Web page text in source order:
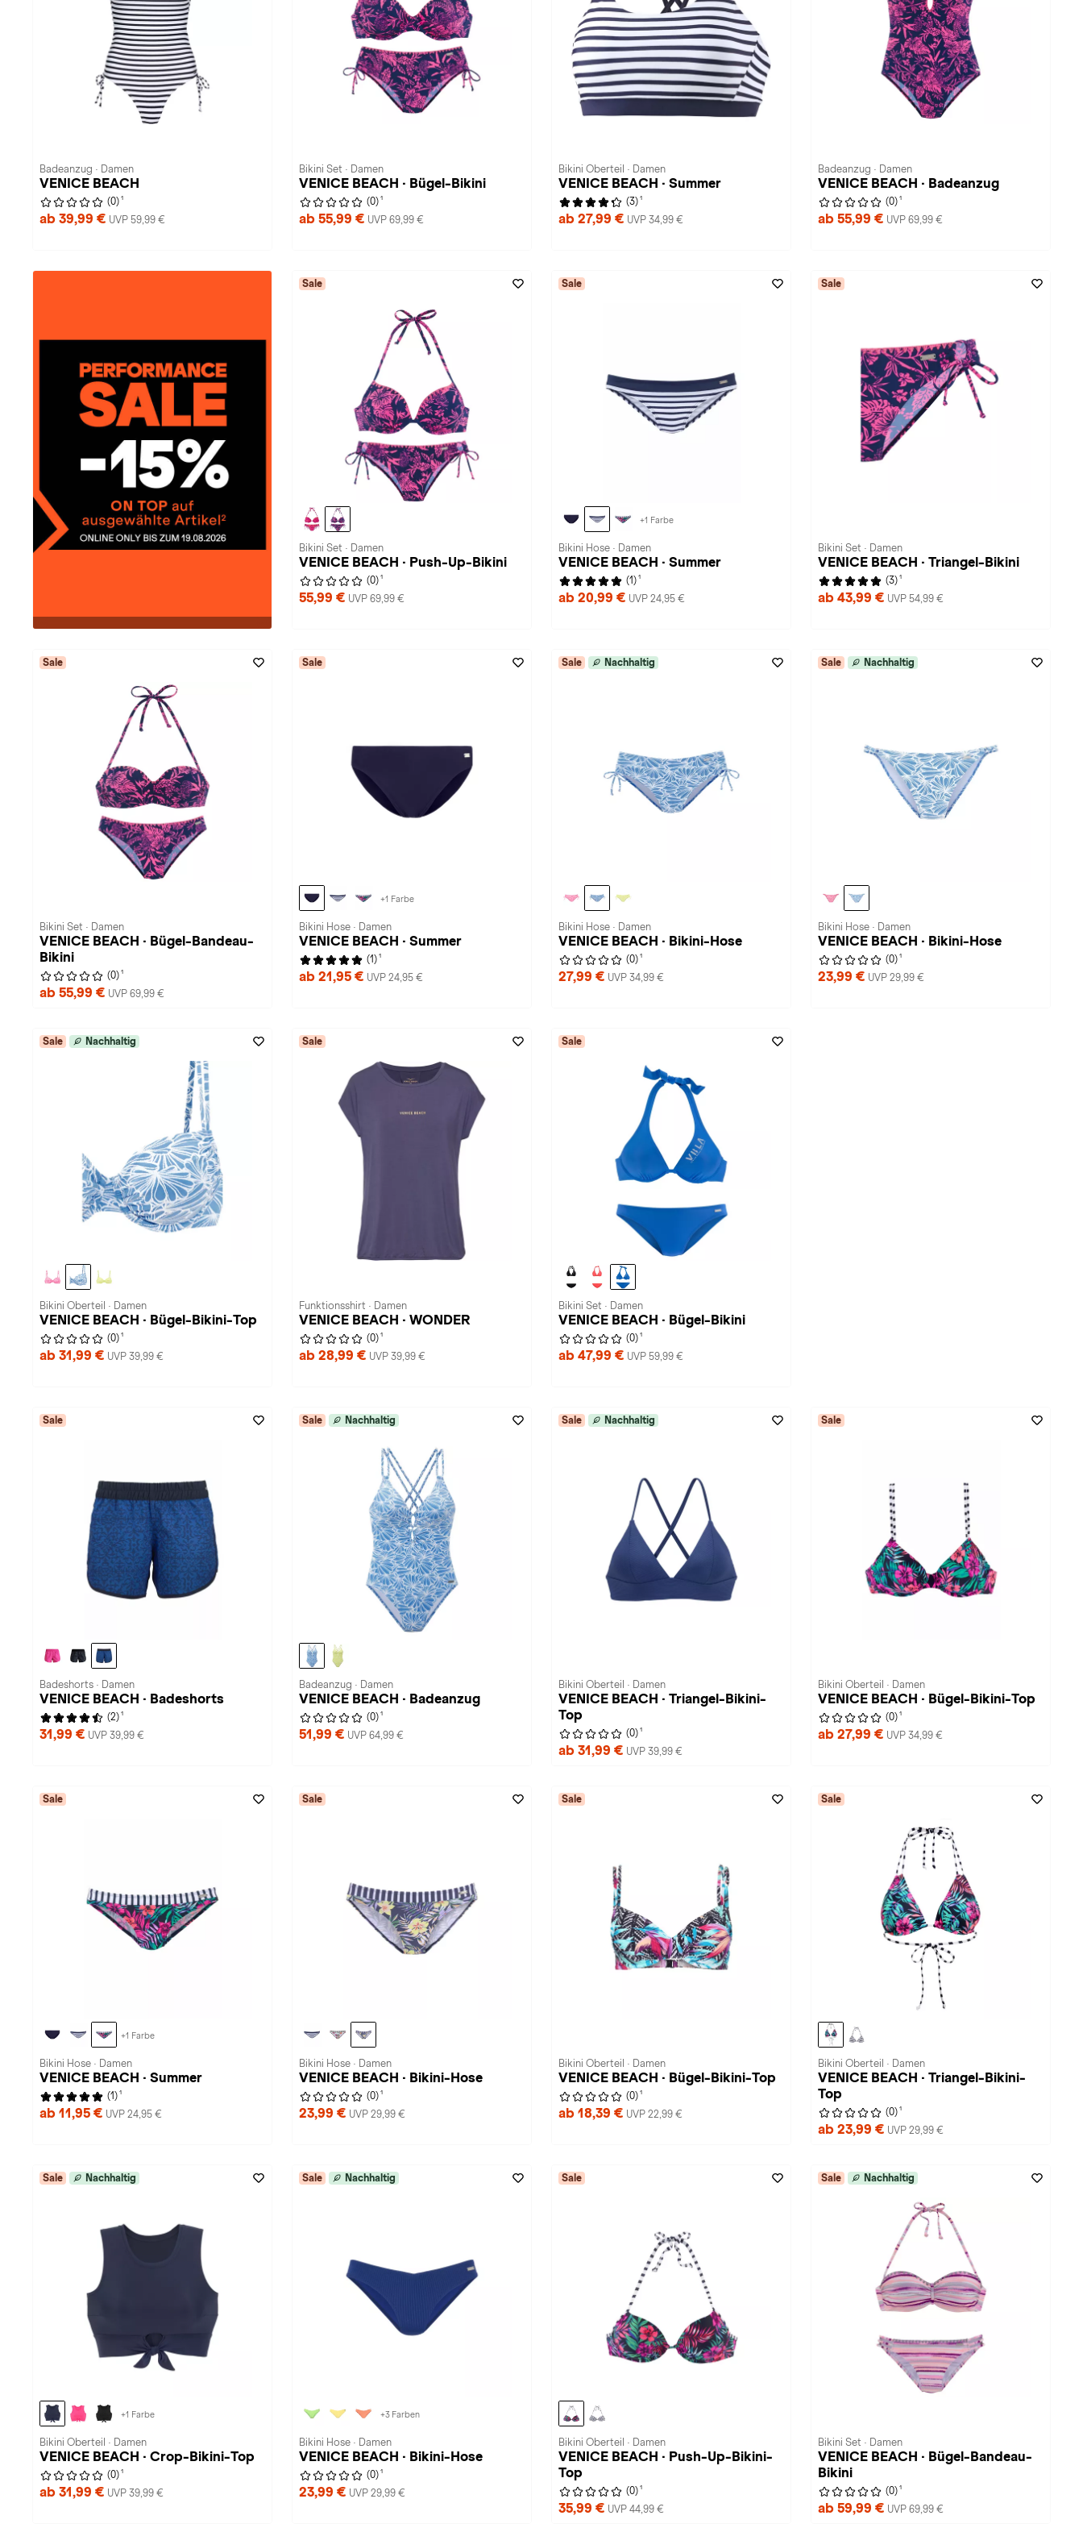
Badeanzug · Damen
VENICE BEACH
(0) 1
ab 39,99 € UVP 59,99 €
Bikini Set · Damen
VENICE BEACH · Bügel-Bikini
(0) 1
ab 55,99 € UVP 69,99 €
Bikini Oberteil · Damen
VENICE BEACH · Summer
(3) 1
ab 27,99 € UVP 34,99 €
Badeanzug · Damen
VENICE BEACH · Badeanzug
(0) 1
ab 55,99 € UVP 69,99 €
Sale
Bikini Set · Damen
VENICE BEACH · Push-Up-Bikini
(0) 1
55,99 € UVP 69,99 €
Sale
+1 Farbe
Bikini Hose · Damen
VENICE BEACH · Summer
(1) 1
ab 20,99 € UVP 24,95 €
Sale
Bikini Set · Damen
VENICE BEACH · Triangel-Bikini
(3) 1
ab 43,99 € UVP 54,99 €
Sale
Bikini Set · Damen
VENICE BEACH · Bügel-Bandeau-
Bikini
(0) 1
ab 55,99 € UVP 69,99 €
Sale
+1 Farbe
Bikini Hose · Damen
VENICE BEACH · Summer
(1) 1
ab 21,95 € UVP 24,95 €
Sale Nachhaltig
Bikini Hose · Damen
VENICE BEACH · Bikini-Hose
(0) 1
27,99 € UVP 34,99 €
Sale Nachhaltig
Bikini Hose · Damen
VENICE BEACH · Bikini-Hose
(0) 1
23,99 € UVP 29,99 €
Sale Nachhaltig
Bikini Oberteil · Damen
VENICE BEACH · Bügel-Bikini-Top
(0) 1
ab 31,99 € UVP 39,99 €
Sale
Funktionsshirt · Damen
VENICE BEACH · WONDER
(0) 1
ab 28,99 € UVP 39,99 €
Sale
Bikini Set · Damen
VENICE BEACH · Bügel-Bikini
(0) 1
ab 47,99 € UVP 59,99 €
Sale
Badeshorts · Damen
VENICE BEACH · Badeshorts
(2) 1
31,99 € UVP 39,99 €
Sale Nachhaltig
Badeanzug · Damen
VENICE BEACH · Badeanzug
(0) 1
51,99 € UVP 64,99 €
Sale Nachhaltig
Bikini Oberteil · Damen
VENICE BEACH · Triangel-Bikini-
Top
(0) 1
ab 31,99 € UVP 39,99 €
Sale
Bikini Oberteil · Damen
VENICE BEACH · Bügel-Bikini-Top
(0) 1
ab 27,99 € UVP 34,99 €
Sale
+1 Farbe
Bikini Hose · Damen
VENICE BEACH · Summer
(1) 1
ab 11,95 € UVP 24,95 €
Sale
Bikini Hose · Damen
VENICE BEACH · Bikini-Hose
(0) 1
23,99 € UVP 29,99 €
Sale
Bikini Oberteil · Damen
VENICE BEACH · Bügel-Bikini-Top
(0) 1
ab 18,39 € UVP 22,99 €
Sale
Bikini Oberteil · Damen
VENICE BEACH · Triangel-Bikini-
Top
(0) 1
ab 23,99 € UVP 29,99 €
Sale Nachhaltig
+1 Farbe
Bikini Oberteil · Damen
VENICE BEACH · Crop-Bikini-Top
(0) 1
ab 31,99 € UVP 39,99 €
Sale Nachhaltig
+3 Farben
Bikini Hose · Damen
VENICE BEACH · Bikini-Hose
(0) 1
23,99 € UVP 29,99 €
Sale
Bikini Oberteil · Damen
VENICE BEACH · Push-Up-Bikini-
Top
(0) 1
35,99 € UVP 44,99 €
Sale Nachhaltig
Bikini Set · Damen
VENICE BEACH · Bügel-Bandeau-
Bikini
(0) 1
ab 59,99 € UVP 69,99 €